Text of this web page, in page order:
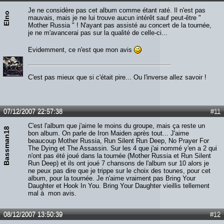
Elno
Je ne considère pas cet album comme étant raté. Il n'est pas
mauvais, mais je ne lui trouve aucun intérêt sauf peut-être "
Mother Russia " ! N'ayant pas assisté au concert de la tournée,
je ne m'avancerai pas sur la qualité de celle-ci...
Evidemment, ce n'est que mon avis
C'est pas mieux que si c'était pire... Ou l'inverse allez savoir !
#11
07/12/2007 22:57:38
Bassman18
C'est l'album que j'aime le moins du groupe, mais ça reste un
bon album. On parle de Iron Maiden après tout... J'aime
beaucoup Mother Russia, Run Silent Run Deep, No Prayer For
The Dying et The Assassin. Sur les 4 que j'ai nommé y'en a 2 qui
n'ont pas été joué dans la tournée (Mother Russia et Run Silent
Run Deep) et ils ont joué 7 chansons de l'album sur 10 alors je
ne peux pas dire que je trippe sur le choix des tounes, pour cet
album, pour la tournée. Je n'aime vraiment pas Bring Your
Daughter et Hook In You. Bring Your Daughter vieillis tellement
mal à mon avis.
#12
08/12/2007 13:50:39